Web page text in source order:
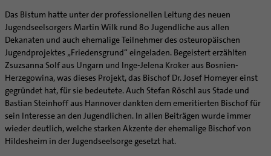
Das Bistum hatte unter der professionellen Leitung des neuen
Jugendseelsorgers Martin Wilk rund 80 Jugendliche aus allen
Dekanaten und auch ehemalige Teilnehmer des osteuropäischen
Jugendprojektes „Friedensgrund“ eingeladen. Begeistert erzählten
Zsuzsanna Solf aus Ungarn und Inge-Jelena Kroker aus Bosnien-
Herzegowina, was dieses Projekt, das Bischof Dr. Josef Homeyer einst
gegründet hat, für sie bedeutete. Auch Stefan Röschl aus Stade und
Bastian Steinhoff aus Hannover dankten dem emeritierten Bischof für
sein Interesse an den Jugendlichen. In allen Beiträgen wurde immer
wieder deutlich, welche starken Akzente der ehemalige Bischof von
Hildesheim in der Jugendseelsorge gesetzt hat.